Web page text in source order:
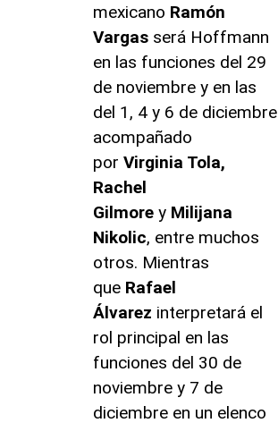
mexicano Ramón
Vargas será Hoffmann
en las funciones del 29
de noviembre y en las
del 1, 4 y 6 de diciembre
acompañado
por Virginia Tola,
Rachel
Gilmore y Milijana
Nikolic, entre muchos
otros. Mientras
que Rafael
Álvarez interpretará el
rol principal en las
funciones del 30 de
noviembre y 7 de
diciembre en un elenco